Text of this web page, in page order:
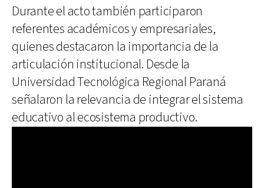
Durante el acto también participaron
referentes académicos y empresariales,
quienes destacaron la importancia de la
articulación institucional. Desde la
Universidad Tecnológica Regional Paraná
señalaron la relevancia de integrar el sistema
educativo al ecosistema productivo.